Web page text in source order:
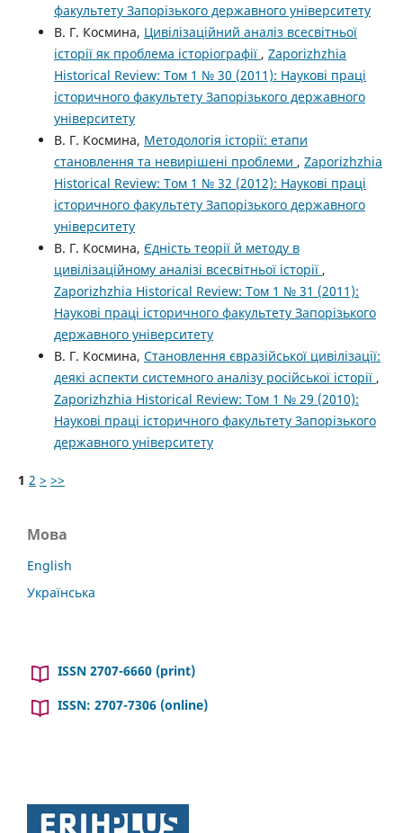
факультету Запорізького державного університету
В. Г. Космина, Цивілізаційний аналіз всесвітньої
історії як проблема історіографії , Zaporizhzhia
Historical Review: Том 1 № 30 (2011): Наукові праці
історичного факультету Запорізького державного
університету
В. Г. Космина, Методологія історії: етапи
становлення та невирішені проблеми , Zaporizhzhia
Historical Review: Том 1 № 32 (2012): Наукові праці
історичного факультету Запорізького державного
університету
В. Г. Космина, Єдність теорії й методу в
цивілізаційному аналізі всесвітньої історії ,
Zaporizhzhia Historical Review: Том 1 № 31 (2011):
Наукові праці історичного факультету Запорізького
державного університету
В. Г. Космина, Становлення євразійської цивілізації:
деякі аспекти системного аналізу російської історії ,
Zaporizhzhia Historical Review: Том 1 № 29 (2010):
Наукові праці історичного факультету Запорізького
державного університету
1 2 > >>
Мова
English
Українська
ISSN 2707-6660 (print)
ISSN: 2707-7306 (online)